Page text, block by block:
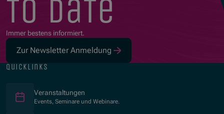
to date
Immer bestens informiert.
Zur Newsletter Anmeldung
quicklinks
Veranstaltungen
Events, Seminare und Webinare.